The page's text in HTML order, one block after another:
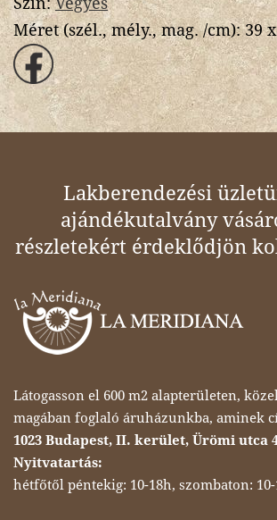
Méret (szél., mély., mag. /cm):39
Lakberendezési
ajándékutalvány
részletekért érdeklődjön
Látogasson el 600 m2 alapterületen,
magában foglaló áruházunkba, aminek
1023 Budapest, II. kerület, Ürömi utca
Nyitvatartás:
hétfőtől péntekig: 10-18h, szombaton: 10-